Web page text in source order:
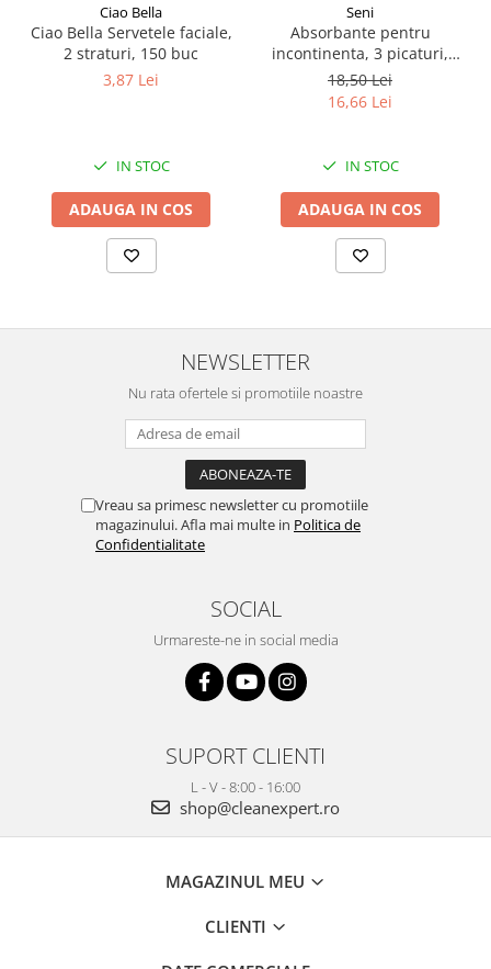
Ciao Bella
Ciao Bella Servetele faciale,
2 straturi, 150 buc
3,87 Lei
IN STOC
ADAUGA IN COS
Seni
Absorbante pentru
incontinenta​​​​​​​, 3 picaturi,
Seni Lady Slim Normal, 20
buc
18,50 Lei
16,66 Lei
IN STOC
ADAUGA IN COS
NEWSLETTER
Nu rata ofertele si promotiile noastre
Vreau sa primesc newsletter cu promotiile
magazinului. Afla mai multe in Politica de
Confidentialitate
SOCIAL
Urmareste-ne in social media
SUPORT CLIENTI
L - V - 8:00 - 16:00
shop@cleanexpert.ro
MAGAZINUL MEU
CLIENTI